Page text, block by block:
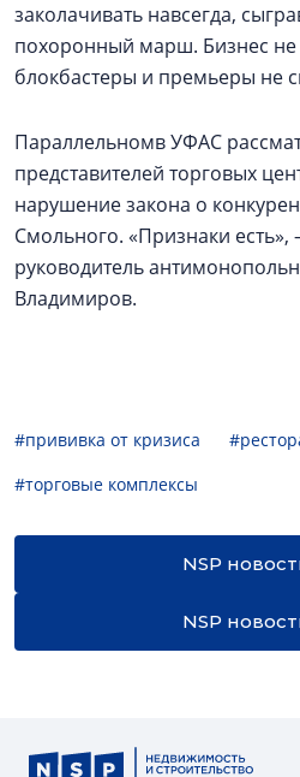
заколачивать навсегда,
похоронный марш. Бизнес не
блокбастеры и премьеры не
Параллельномв УФАС
представителей торговых
нарушение закона о
Смольного. «Признаки есть»,
руководитель
Владимиров.
#прививка от кризиса
#торговые комплексы
NSP
NSP